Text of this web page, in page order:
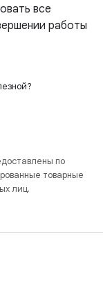
все
работы
по
товарные
лиц.